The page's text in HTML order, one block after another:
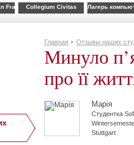
FranciscoCollegium Civitas Лагерь
Главная Отзывы наших
Минуло
про її
Марія
Студентка
Stuttgart